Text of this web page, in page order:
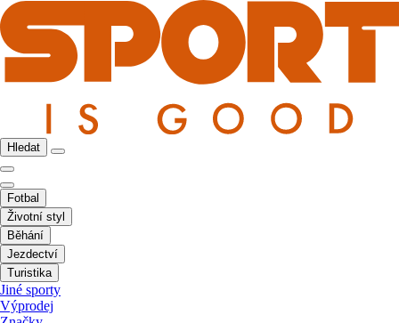
Hledat
Fotbal
Životní styl
Běhání
Jezdectví
Turistika
Jiné sporty
Výprodej